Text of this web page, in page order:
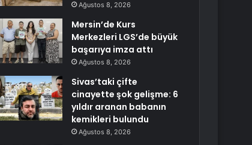
Ağustos 8, 2026
Mersin’de Kurs
Merkezleri LGS’de büyük
başarıya imza attı
Ağustos 8, 2026
Sivas’taki çifte
cinayette şok gelişme: 6
yıldır aranan babanın
kemikleri bulundu
Ağustos 8, 2026